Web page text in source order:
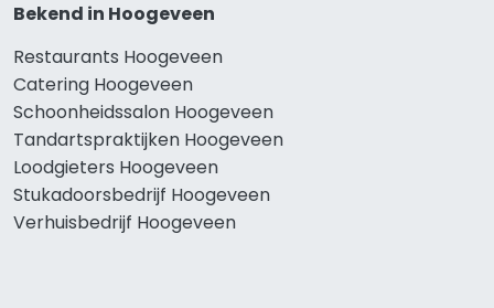
Bekend in Hoogeveen
Restaurants Hoogeveen
Catering Hoogeveen
Schoonheidssalon Hoogeveen
Tandartspraktijken Hoogeveen
Loodgieters Hoogeveen
Stukadoorsbedrijf Hoogeveen
Verhuisbedrijf Hoogeveen